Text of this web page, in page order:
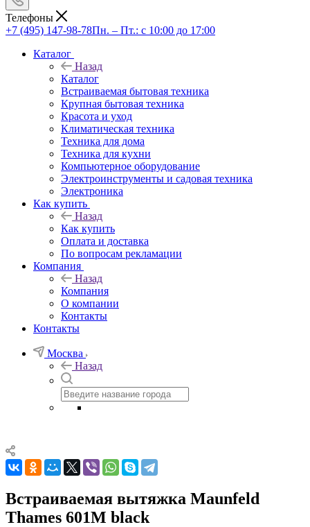
Телефоны
+7 (495) 147-98-78Пн. – Пт.: с 10:00 до 17:00
Каталог
Назад
Каталог
Встраиваемая бытовая техника
Крупная бытовая техника
Красота и уход
Климатическая техника
Техника для дома
Техника для кухни
Компьютерное оборудование
Электроинструменты и садовая техника
Электроника
Как купить
Назад
Как купить
Оплата и доставка
По вопросам рекламации
Компания
Назад
Компания
О компании
Контакты
Контакты
Москва
Назад
Встраиваемая вытяжка Maunfeld
Thames 601M black